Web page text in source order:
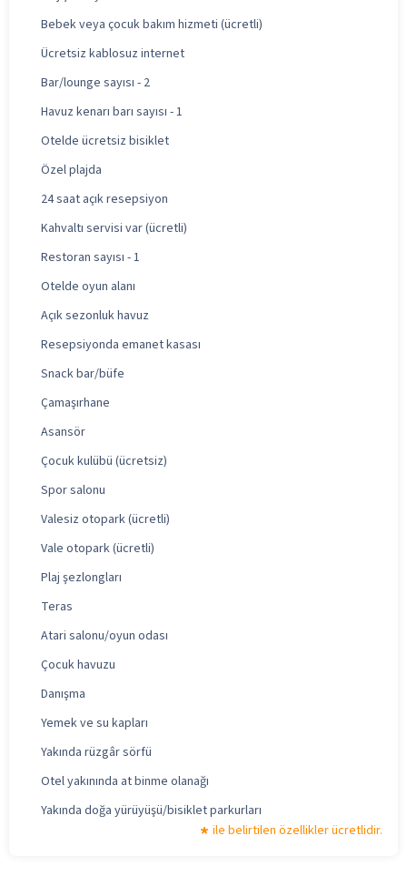
Bebek veya çocuk bakım hizmeti (ücretli)
Ücretsiz kablosuz internet
Bar/lounge sayısı - 2
Havuz kenarı barı sayısı - 1
Otelde ücretsiz bisiklet
Özel plajda
24 saat açık resepsiyon
Kahvaltı servisi var (ücretli)
Restoran sayısı - 1
Otelde oyun alanı
Açık sezonluk havuz
Resepsiyonda emanet kasası
Snack bar/büfe
Çamaşırhane
Asansör
Çocuk kulübü (ücretsiz)
Spor salonu
Valesiz otopark (ücretli)
Vale otopark (ücretli)
Plaj şezlongları
Teras
Atari salonu/oyun odası
Çocuk havuzu
Danışma
Yemek ve su kapları
Yakında rüzgâr sörfü
Otel yakınında at binme olanağı
Yakında doğa yürüyüşü/bisiklet parkurları
ile belirtilen özellikler ücretlidir.